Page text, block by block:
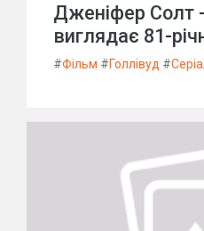
Дженіфер Солт
виглядає 81-
#Фільм #Голлівуд #